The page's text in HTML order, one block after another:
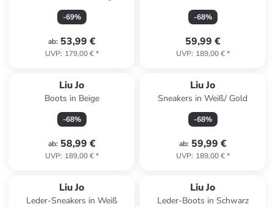
Rosa/ Gold
-69%
ab: 53,99 €
UVP: 179,00 €*
-68%
59,99 €
UVP: 189,00 €*
Liu Jo
Boots in Beige
-68%
ab: 58,99 €
UVP: 189,00 €*
Liu Jo
Sneakers in Weiß/ Gold
-68%
ab: 59,99 €
UVP: 189,00 €*
Liu Jo
Leder-Sneakers in Weiß
Liu Jo
Leder-Boots in Schwarz